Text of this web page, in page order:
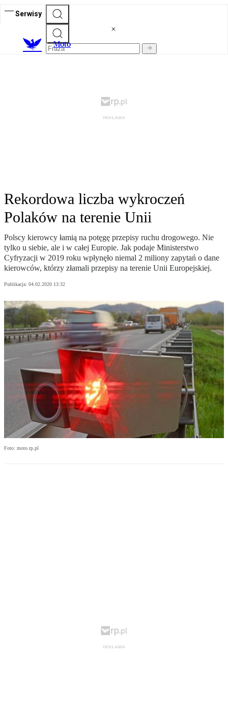
Serwisy
Moto
Rekordowa liczba wykroczeń
Polaków na terenie Unii
Polscy kierowcy łamią na potęgę przepisy ruchu drogowego. Nie
tylko u siebie, ale i w całej Europie. Jak podaje Ministerstwo
Cyfryzacji w 2019 roku wpłynęło niemal 2 miliony zapytań o dane
kierowców, którzy złamali przepisy na terenie Unii Europejskiej.
Publikacja: 04.02.2020 13:32
Foto: moto.rp.pl